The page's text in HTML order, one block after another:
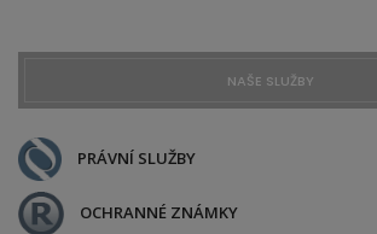
NAŠE SLUŽBY
PRÁVNÍ SLUŽBY
OCHRANNÉ ZNÁMKY